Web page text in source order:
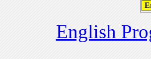
English